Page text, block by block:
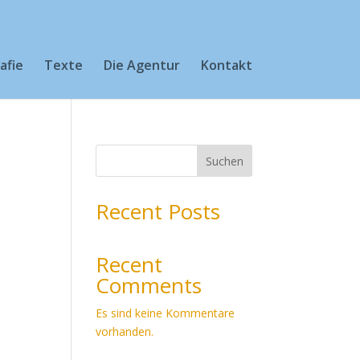
Texte Die Agentur Kontakt
Suchen
Recent Posts
Recent
Comments
Es sind keine Kommentare
vorhanden.